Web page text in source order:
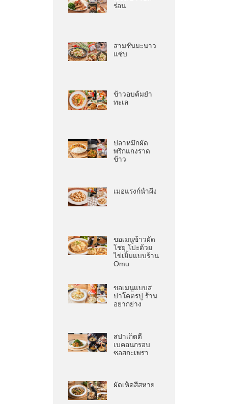
ร่อน
สามชั้นมะนาว
แซ่บ
ข้าวอบต้มยำ
ทะเล
ปลาหมึกผัด
พริกแกงราด
ข้าว
เมอแรงก์น้ำผึ้ง
ขอเมนูข้าวผัด
โชยุ โปะด้วย
ไข่เยิ้มแบบร้าน
Omu
ขอเมนูแบบส
ปาโคตรปู ร้าน
อยากย่าง
สปาเก็ตตี้
เบคอนกรอบ
ซอสกะเพรา
ผัดเห็ดสี่สหาย